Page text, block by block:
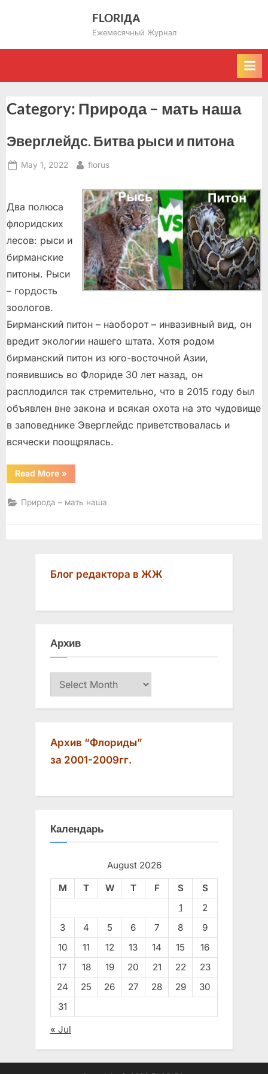
FLORIДА
Ежемесячный Журнал
Category: Природа – мать наша
Эверглейдс. Битва рыси и питона
Posted
May 1, 2022 By
florus
Два полюса
флоридских
лесов: рыси и
бирманские
питоны. Рыси
– гордость
зоологов.
Бирманский питон – наоборот – инвазивный вид, он
вредит экологии нашего штата. Хотя родом
бирманский питон из юго-восточной Азии,
появившись во Флориде 30 лет назад, он
расплодился так стремительно, что в 2015 году был
объявлен вне закона и всякая охота на это чудовище
в заповеднике Эверглейдс приветствовалась и
всячески поощрялась.
Read More“Эверглейдс.
Битва
питона”
»
Природа – мать наша
Блог редактора в ЖЖ
Архив
Архив
Архив “Флориды”
за 2001-2009гг.
Календарь
August 2026
M
T W T F S
S
1
2
3
4 5 6 7 8
9
10
11 12 13 14 15
16
17
18 19 20 21 22
23
24
25 26 27 28 29
30
31
« Jul